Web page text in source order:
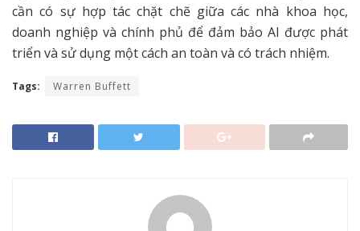
cần có sự hợp tác chặt chẽ giữa các nhà khoa học,
doanh nghiệp và chính phủ để đảm bảo AI được phát
triển và sử dụng một cách an toàn và có trách nhiệm.
Tags: Warren Buffett